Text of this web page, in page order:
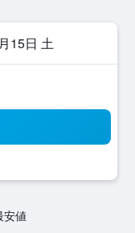
15日 土
安値